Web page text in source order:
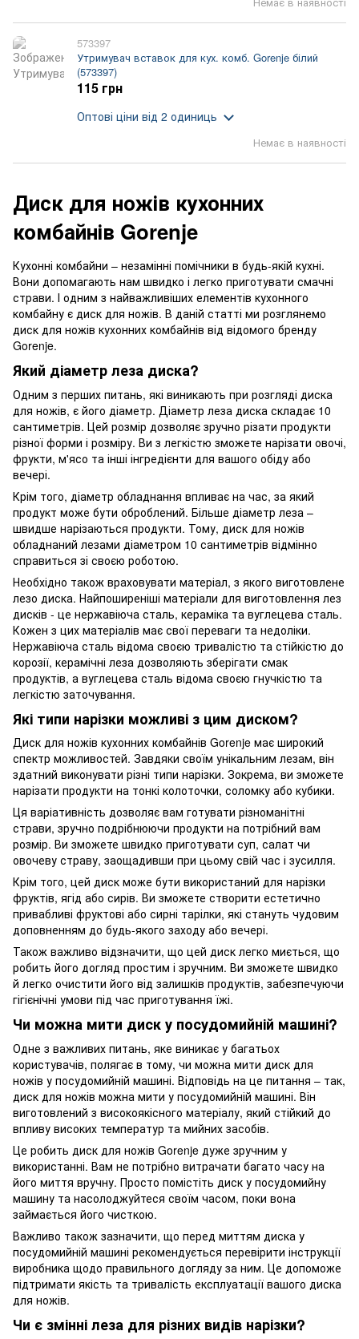
573397
Утримувач вставок для кух. комб. Gorenje білий
(573397)
Немає в наявності
115 грн
Оптові ціни від 2 одиниць
Диск для ножів кухонних
комбайнів Gorenje
Кухонні комбайни – незамінні помічники в будь-якій кухні.
Вони допомагають нам швидко і легко приготувати смачні
страви. І одним з найважливіших елементів кухонного
комбайну є диск для ножів. В даній статті ми розглянемо
диск для ножів кухонних комбайнів від відомого бренду
Gorenje.
Який діаметр леза диска?
Одним з перших питань, які виникають при розгляді диска
для ножів, є його діаметр. Діаметр леза диска складає 10
сантиметрів. Цей розмір дозволяє зручно різати продукти
різної форми і розміру. Ви з легкістю зможете нарізати овочі,
фрукти, м'ясо та інші інгредієнти для вашого обіду або
вечері.
Крім того, діаметр обладнання впливає на час, за який
продукт може бути оброблений. Більше діаметр леза –
швидше нарізаються продукти. Тому, диск для ножів
обладнаний лезами діаметром 10 сантиметрів відмінно
справиться зі своєю роботою.
Необхідно також враховувати матеріал, з якого виготовлене
лезо диска. Найпоширеніші матеріали для виготовлення лез
дисків - це нержавіюча сталь, кераміка та вуглецева сталь.
Кожен з цих матеріалів має свої переваги та недоліки.
Нержавіюча сталь відома своєю тривалістю та стійкістю до
корозії, керамічні леза дозволяють зберігати смак
продуктів, а вуглецева сталь відома своєю гнучкістю та
легкістю заточування.
Які типи нарізки можливі з цим диском?
Диск для ножів кухонних комбайнів Gorenje має широкий
спектр можливостей. Завдяки своїм унікальним лезам, він
здатний виконувати різні типи нарізки. Зокрема, ви зможете
нарізати продукти на тонкі колоточки, соломку або кубики.
Ця варіативність дозволяє вам готувати різноманітні
страви, зручно подрібнюючи продукти на потрібний вам
розмір. Ви зможете швидко приготувати суп, салат чи
овочеву страву, заощадивши при цьому свій час і зусилля.
Крім того, цей диск може бути використаний для нарізки
фруктів, ягід або сирів. Ви зможете створити естетично
привабливі фруктові або сирні тарілки, які стануть чудовим
доповненням до будь-якого заходу або вечері.
Також важливо відзначити, що цей диск легко миється, що
робить його догляд простим і зручним. Ви зможете швидко
й легко очистити його від залишків продуктів, забезпечуючи
гігієнічні умови під час приготування їжі.
Чи можна мити диск у посудомийній машині?
Одне з важливих питань, яке виникає у багатьох
користувачів, полягає в тому, чи можна мити диск для
ножів у посудомийній машині. Відповідь на це питання – так,
диск для ножів можна мити у посудомийній машині. Він
виготовлений з високоякісного матеріалу, який стійкий до
впливу високих температур та мийних засобів.
Це робить диск для ножів Gorenje дуже зручним у
використанні. Вам не потрібно витрачати багато часу на
його миття вручну. Просто помістіть диск у посудомийну
машину та насолоджуйтеся своїм часом, поки вона
займається його чисткою.
Важливо також зазначити, що перед миттям диска у
посудомийній машині рекомендується перевірити інструкції
виробника щодо правильного догляду за ним. Це допоможе
підтримати якість та тривалість експлуатації вашого диска
для ножів.
Чи є змінні леза для різних видів нарізки?